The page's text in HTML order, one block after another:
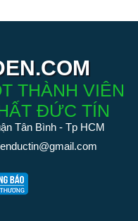
THÀNH VIÊN
ĐỨC TÍN
Tân Bình - Tp HCM